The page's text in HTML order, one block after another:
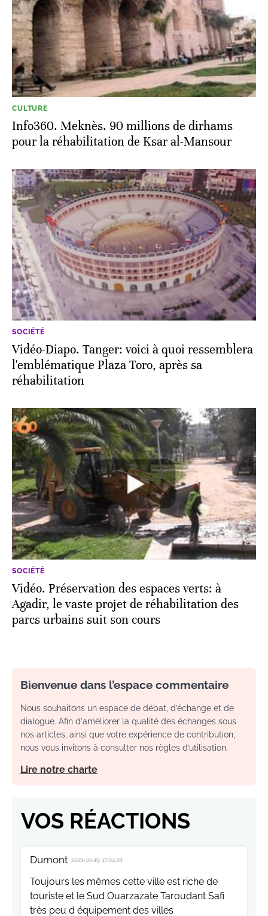
CULTURE
Info360. Meknès. 90 millions de dirhams
pour la réhabilitation de Ksar al-Mansour
SOCIÉTÉ
Vidéo-Diapo. Tanger: voici à quoi ressemblera
l'emblématique Plaza Toro, après sa
réhabilitation
SOCIÉTÉ
Vidéo. Préservation des espaces verts: à
Agadir, le vaste projet de réhabilitation des
parcs urbains suit son cours
Bienvenue dans l’espace commentaire
Nous souhaitons un espace de débat, d’échange et de
dialogue. Afin d'améliorer la qualité des échanges sous
nos articles, ainsi que votre expérience de contribution,
nous vous invitons à consulter nos règles d’utilisation.
Lire notre charte
VOS RÉACTIONS
Dumont 2021-10-19 17:04:28
Toujours les mêmes cette ville est riche de
touriste et le Sud Ouarzazate Taroudant Safi
très peu d équipement des villes